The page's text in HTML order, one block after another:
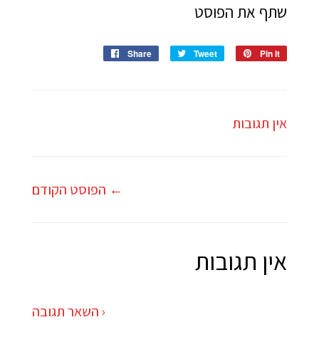
שתף את הפוסט
Share
Share
Tweet
Tweet
Pin it
Pin
אין תגובות
← הפוסט הקודם
אין תגובות
השאר תגובה ›